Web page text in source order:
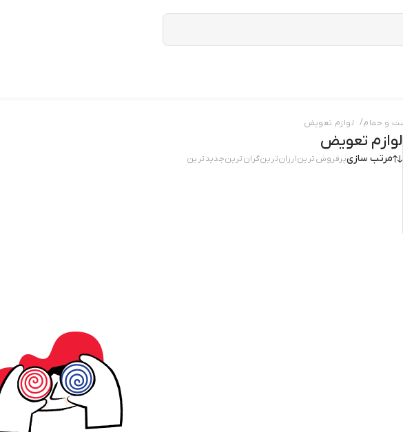
و حمام/ لوازم تعویض
لوازم تعویض
مرتب سازیپرفروش‌ترینارزان‌ترینگران‌ترینجدید‌ترین